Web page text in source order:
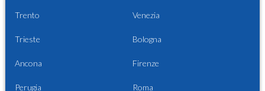
Trento Venezia
Trieste Bologna
Ancona Firenze
Perugia Roma